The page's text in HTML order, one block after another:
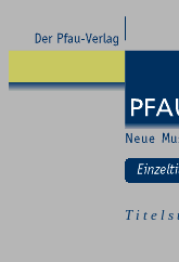
T i t e l s